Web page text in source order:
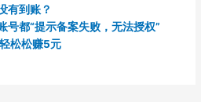
有到账？
号都“提示备案失败，无法授权”
松松赚5元